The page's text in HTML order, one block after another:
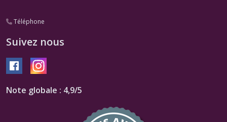
Téléphone
Suivez nous
Note globale : 4,9/5